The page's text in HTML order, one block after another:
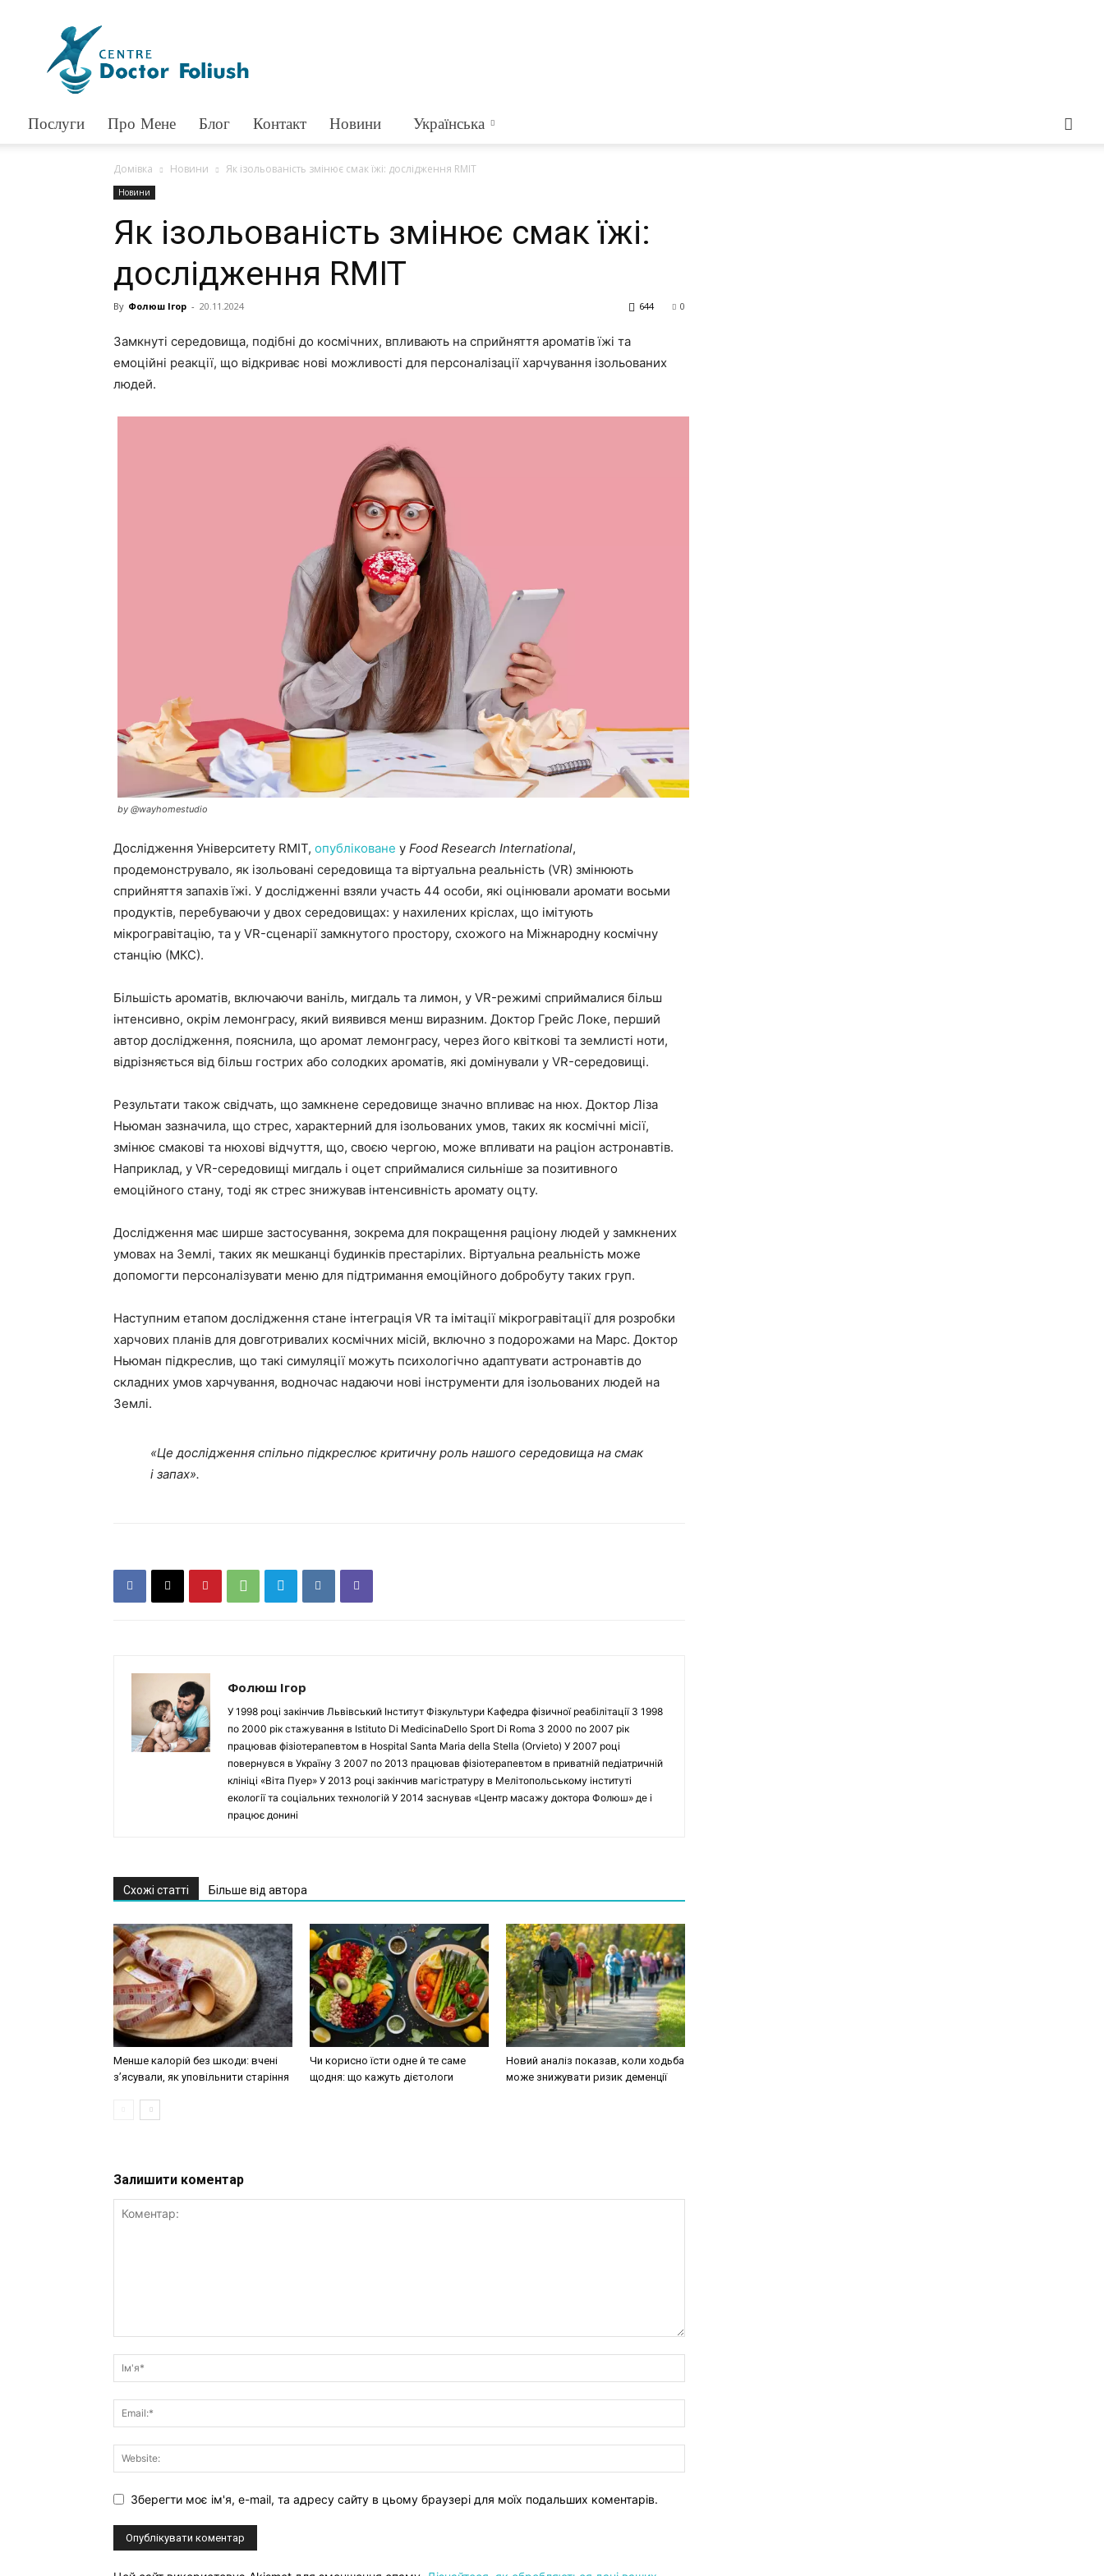
Послуги Про Мене Блог Контакт Новини Українська
Домівка Новини Як ізольованість змінює смак їжі: дослідження RMIT
Новини
Як ізольованість змінює смак їжі:
дослідження RMIT
By Фолюш Ігор - 20.11.2024 0
644
Замкнуті середовища, подібні до космічних, впливають на сприйняття ароматів їжі та
емоційні реакції, що відкриває нові можливості для персоналізації харчування ізольованих
людей.
by @wayhomestudio
Дослідження Університету RMIT, опубліковане у Food Research International,
продемонструвало, як ізольовані середовища та віртуальна реальність (VR) змінюють
сприйняття запахів їжі. У дослідженні взяли участь 44 особи, які оцінювали аромати восьми
продуктів, перебуваючи у двох середовищах: у нахилених кріслах, що імітують
мікрогравітацію, та у VR-сценарії замкнутого простору, схожого на Міжнародну космічну
станцію (МКС).
Більшість ароматів, включаючи ваніль, мигдаль та лимон, у VR-режимі сприймалися більш
інтенсивно, окрім лемонграсу, який виявився менш виразним. Доктор Грейс Локе, перший
автор дослідження, пояснила, що аромат лемонграсу, через його квіткові та землисті ноти,
відрізняється від більш гострих або солодких ароматів, які домінували у VR-середовищі.
Результати також свідчать, що замкнене середовище значно впливає на нюх. Доктор Ліза
Ньюман зазначила, що стрес, характерний для ізольованих умов, таких як космічні місії,
змінює смакові та нюхові відчуття, що, своєю чергою, може впливати на раціон астронавтів.
Наприклад, у VR-середовищі мигдаль і оцет сприймалися сильніше за позитивного
емоційного стану, тоді як стрес знижував інтенсивність аромату оцту.
Дослідження має ширше застосування, зокрема для покращення раціону людей у замкнених
умовах на Землі, таких як мешканці будинків престарілих. Віртуальна реальність може
допомогти персоналізувати меню для підтримання емоційного добробуту таких груп.
Наступним етапом дослідження стане інтеграція VR та імітації мікрогравітації для розробки
харчових планів для довготривалих космічних місій, включно з подорожами на Марс. Доктор
Ньюман підкреслив, що такі симуляції можуть психологічно адаптувати астронавтів до
складних умов харчування, водночас надаючи нові інструменти для ізольованих людей на
Землі.
«Це дослідження спільно підкреслює критичну роль нашого середовища на смак
і запах».
Фолюш Ігор
У 1998 році закінчив Львівський Інститут Фізкультури Кафедра фізичної реабілітації З 1998
по 2000 рік стажування в Istituto Di MedicinaDello Sport Di Roma З 2000 по 2007 рік
працював фізіотерапевтом в Hospital Santa Maria della Stella (Orvieto) У 2007 році
повернувся в Україну З 2007 по 2013 працював фізіотерапевтом в приватній педіатричній
клініці «Віта Пуер» У 2013 році закінчив магістратуру в Мелітопольському інституті
екології та соціальних технологій У 2014 заснував «Центр масажу доктора Фолюш» де і
працює донині
Схожі статті Більше від автора
Менше калорій без шкоди: вчені
з’ясували, як уповільнити старіння
Чи корисно їсти одне й те саме
щодня: що кажуть дієтологи
Новий аналіз показав, коли ходьба
може знижувати ризик деменції
Залишити коментар
Зберегти моє ім'я, e-mail, та адресу сайту в цьому браузері для моїх подальших коментарів.